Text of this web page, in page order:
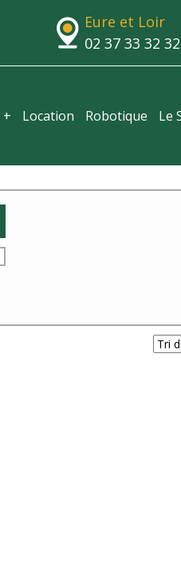
Eure et Loir
02 37 33 32 32
Location Robotique Le